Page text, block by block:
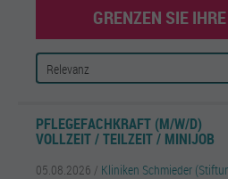
GRENZEN SIE
PFLEGEFACHKRAFT (M/W/D)
VOLLZEIT / TEILZEIT / MINIJOB
05.08.2026 / Kliniken Schmieder